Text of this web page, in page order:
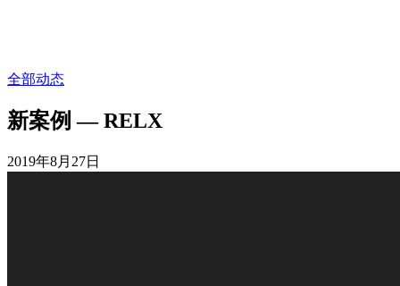
全部动态
新案例 — RELX
2019年8月27日